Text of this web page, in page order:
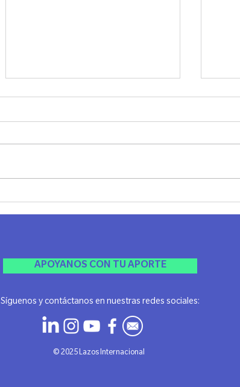
Cata Filosófica en Rosario
APOYANOS CON TU APORTE
Síguenos y contáctanos en nuestras redes sociales:
​© 2025 Lazos Internacional